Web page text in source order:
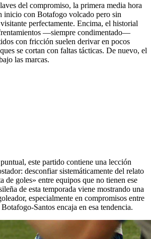
del compromiso, la primera media hora
inicio con Botafogo volcado pero sin
perfectamente. Encima, el historial
—siempre condimentado—
con fricción suelen derivar en pocos
se cortan con faltas tácticas. De nuevo, el
las marcas.
este partido contiene una lección
desconfiar sistemáticamente del relato
de goles» entre equipos que no tienen ese
de esta temporada viene mostrando una
especialmente en compromisos entre
Santos encaja en esa tendencia.